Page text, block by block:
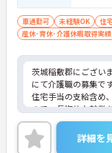
車通勤可 未経験OK 住
産休･育休･介護休暇取得実績
茨城稲敷郡にござい
にて介護職の募集で
住宅手当の支給含め
ので、長期的な就業
マイカー通勤OKな
ご興味のある方は、
せください。
詳細を